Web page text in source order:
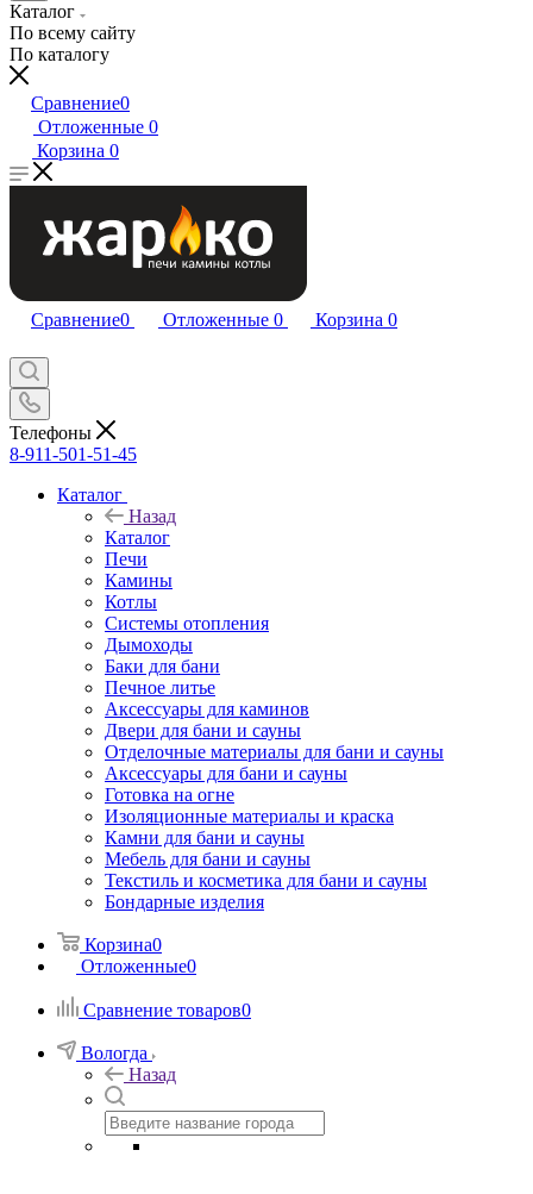
Каталог
По всему сайту
По каталогу
Сравнение0
Отложенные 0
Корзина 0
Сравнение0 Отложенные 0 Корзина 0
Телефоны
8-911-501-51-45
Каталог
Назад
Каталог
Печи
Камины
Котлы
Системы отопления
Дымоходы
Баки для бани
Печное литье
Аксессуары для каминов
Двери для бани и сауны
Отделочные материалы для бани и сауны
Аксессуары для бани и сауны
Готовка на огне
Изоляционные материалы и краска
Камни для бани и сауны
Мебель для бани и сауны
Текстиль и косметика для бани и сауны
Бондарные изделия
Корзина0
Отложенные0
Сравнение товаров0
Вологда
Назад